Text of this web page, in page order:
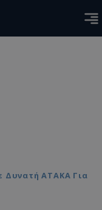
Δυνατή ΑΤΑΚΑ Για